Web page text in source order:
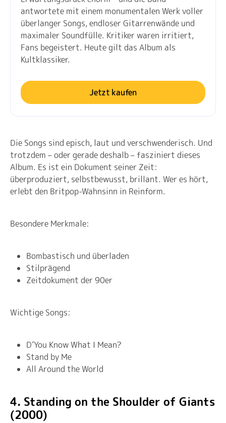
antwortete mit einem monumentalen Werk voller
überlanger Songs, endloser Gitarrenwände und
maximaler Soundfülle. Kritiker waren irritiert,
Fans begeistert. Heute gilt das Album als
Kultklassiker.
Jetzt kaufen
Die Songs sind episch, laut und verschwenderisch. Und
trotzdem – oder gerade deshalb – fasziniert dieses
Album. Es ist ein Dokument seiner Zeit:
überproduziert, selbstbewusst, brillant. Wer es hört,
erlebt den Britpop-Wahnsinn in Reinform.
Besondere Merkmale:
Bombastisch und überladen
Stilprägend
Zeitdokument der 90er
Wichtige Songs:
D’You Know What I Mean?
Stand by Me
All Around the World
4. Standing on the Shoulder of Giants
(2000)